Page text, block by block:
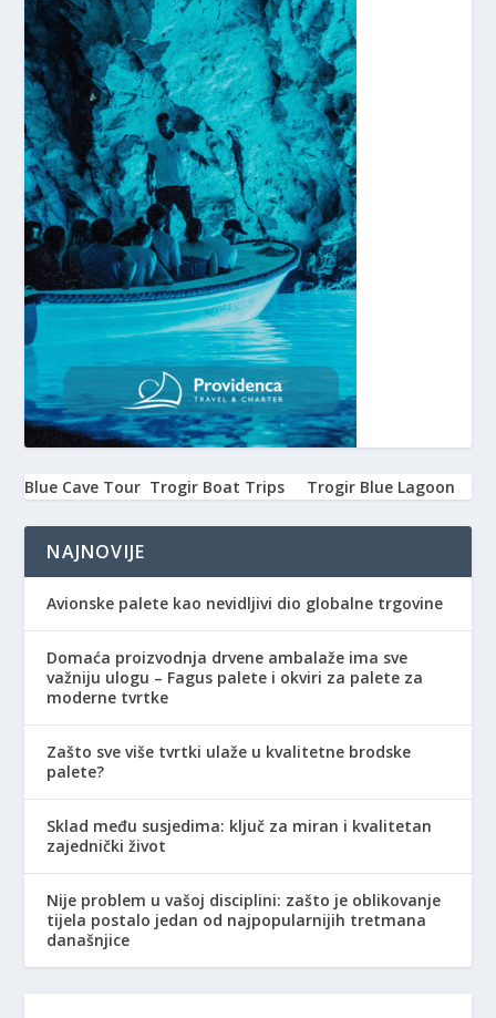
Blue Cave Tour Trogir Boat Trips Trogir Blue Lagoon
NAJNOVIJE
Avionske palete kao nevidljivi dio globalne trgovine
Domaća proizvodnja drvene ambalaže ima sve
važniju ulogu – Fagus palete i okviri za palete za
moderne tvrtke
Zašto sve više tvrtki ulaže u kvalitetne brodske
palete?
Sklad među susjedima: ključ za miran i kvalitetan
zajednički život
Nije problem u vašoj disciplini: zašto je oblikovanje
tijela postalo jedan od najpopularnijih tretmana
današnjice